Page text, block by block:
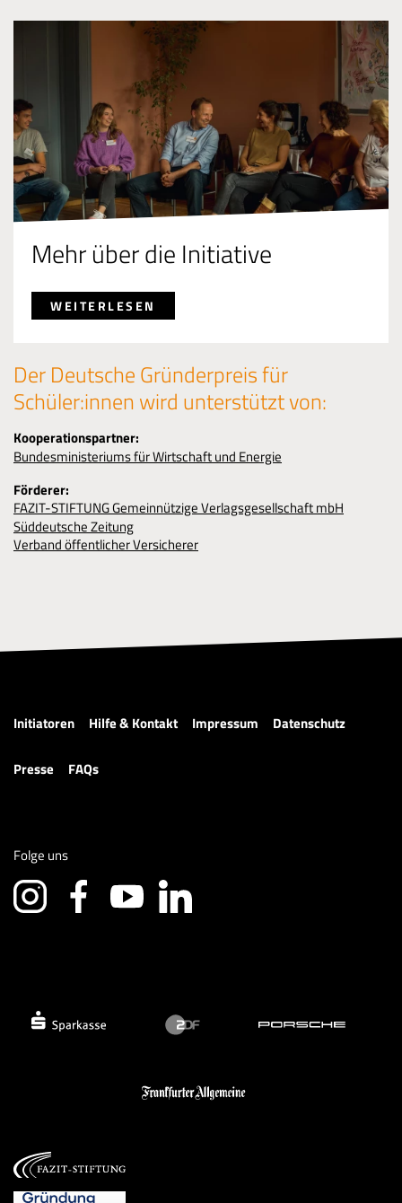
Mehr über die Initiative
WEITERLESEN
Der Deutsche Gründerpreis für
Schüler:innen wird unterstützt von:
Kooperationspartner:
Bundesministeriums für Wirtschaft und Energie
Förderer:
FAZIT-STIFTUNG Gemeinnützige Verlagsgesellschaft mbH
Süddeutsche Zeitung
Verband öffentlicher Versicherer
Initiatoren Hilfe & Kontakt Impressum Datenschutz
Presse FAQs
Folge uns